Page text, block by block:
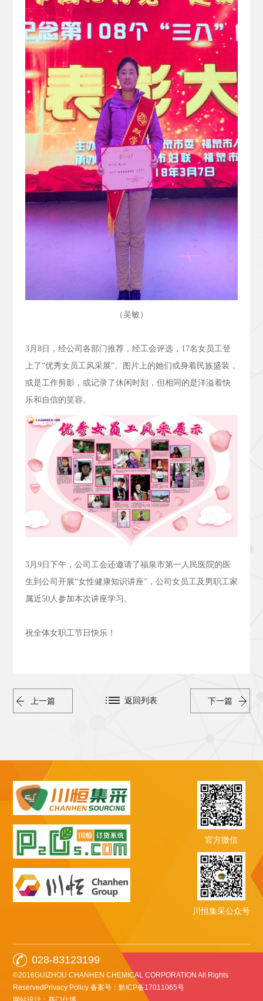
（吴敏）
3月 8日，经公司各部门推荐，经工会评选， 17名女员工登
上了“优秀女员工风采展”。图片上的她们或身着民族盛装，
或是工作剪影，或记录了休闲时刻，但相同的是洋溢着快
乐和自信的笑容。
3月 9日下午，公司工会还邀请了福泉市第一人民医院的医
生到公司开展“女性健康知识讲座”，公司女员工及男职工家
属近50人参加本次讲座学习。
祝全体女职工节日快乐！
上一篇 下一篇
返回列表
官方微信
川恒集采公众号
028-83123199
©2016GUIZHOU CHANHEN CHEMICAL CORPORATION All Rights
ReservedPrivacy Policy备案号：黔ICP备17011065号